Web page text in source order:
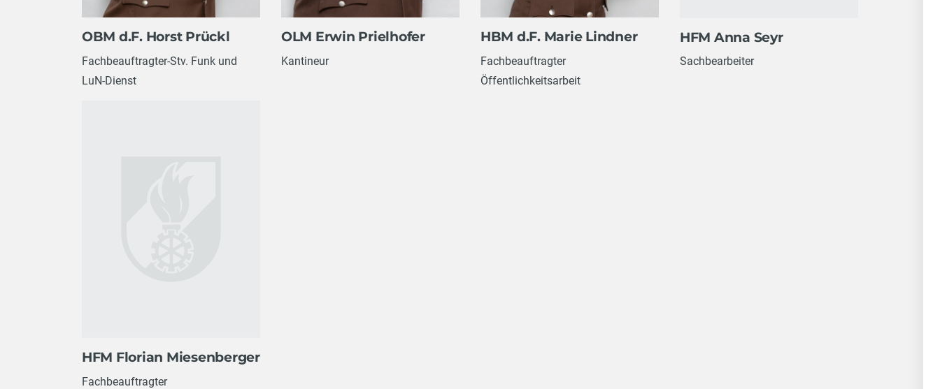
OBM d.F. Horst Prückl
Fachbeauftragter-Stv. Funk und
LuN-Dienst
OLM Erwin Prielhofer
Kantineur
HBM d.F. Marie Lindner
Fachbeauftragter
Öffentlichkeitsarbeit
HFM Anna Seyr
Sachbearbeiter
HFM Florian Miesenberger
Fachbeauftragter